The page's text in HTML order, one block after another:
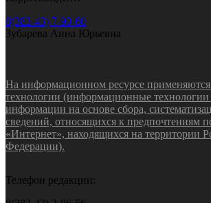
8(383-43) 7-90-60
Зубарева Анна Юрьевна
На информационном ресурсе применяются
технологии (информационные технологии
информации на основе сбора,
сведений, относящихся к предпочтениям
«Интернет», находящихся на территории
Федерации).
Телефон редакции: